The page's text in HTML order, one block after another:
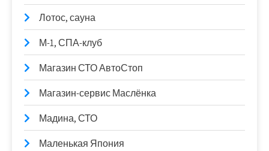
Лотос, сауна
М-1, СПА-клуб
Магазин СТО АвтоСтоп
Магазин-сервис Маслёнка
Мадина, СТО
Маленькая Япония